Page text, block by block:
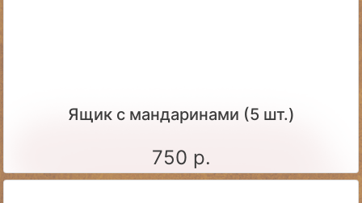
Ящик c мандаринами (5 шт.)
750 р.